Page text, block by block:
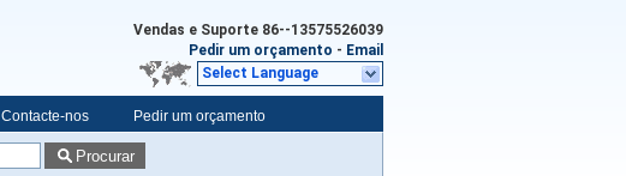
Vendas e Suporte 86--13575526039
Pedir um orçamento - Email
Select Language
Contacte-nos Pedir um orçamento
Procurar